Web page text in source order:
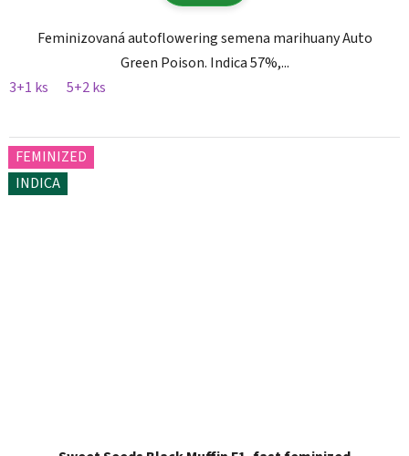
Feminizovaná autoflowering semena marihuany Auto
Green Poison. Indica 57%,...
3+1 ks
5+2 ks
FEMINIZED
INDICA